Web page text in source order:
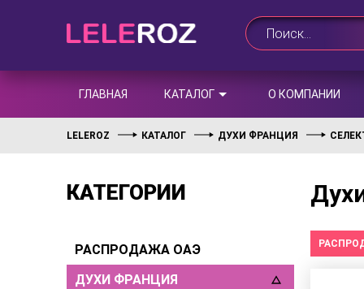
ГЛАВНАЯ КАТАЛОГ О КОМПАНИИ
LELEROZ КАТАЛОГ ДУХИ ФРАНЦИЯ
КАТЕГОРИИ
РАСПРОДАЖА ОАЭ
ДУХИ ФРАНЦИЯ